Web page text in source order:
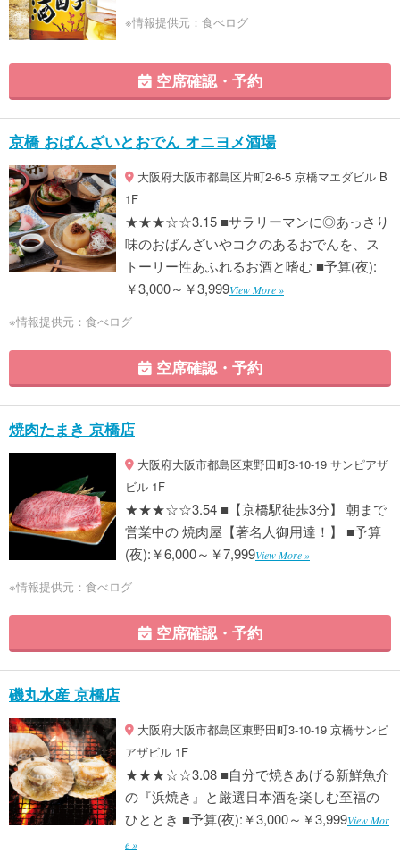
※情報提供元：食べログ
空席確認・予約
京橋 おばんざいとおでん オニヨメ酒場
大阪府大阪市都島区片町2-6-5 京橋マエダビル B
1F
★★★☆☆3.15 ■サラリーマンに◎あっさり
味のおばんざいやコクのあるおでんを、ス
トーリー性あふれるお酒と嗜む ■予算(夜):
￥3,000～￥3,999View More »
※情報提供元：食べログ
空席確認・予約
焼肉たまき 京橋店
大阪府大阪市都島区東野田町3-10-19 サンピアザ
ビル 1F
★★★☆☆3.54 ■【京橋駅徒歩3分】 朝まで
営業中の 焼肉屋【著名人御用達！】 ■予算
(夜):￥6,000～￥7,999View More »
※情報提供元：食べログ
空席確認・予約
磯丸水産 京橋店
大阪府大阪市都島区東野田町3-10-19 京橋サンピ
アザビル 1F
★★★☆☆3.08 ■自分で焼きあげる新鮮魚介
の『浜焼き』と厳選日本酒を楽しむ至福の
ひととき ■予算(夜):￥3,000～￥3,999View Mor
e »